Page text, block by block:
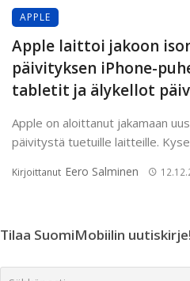
APPLE
Apple laittoi jakoon
päivityksen iPhone-
tabletit ja älykellot
Apple on aloittanut jakamaan
päivitystä tuetuille laitteille.
Kirjoittanut Eero Salminen
Tilaa SuomiMobiilin uutiskirje!